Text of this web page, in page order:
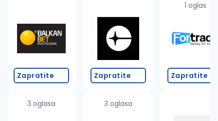
Takođe možete da:
proverite pravopisne greške (koristite č, ć, š, đ,
povećajte radijus za odabrani grad
promenite odabrane filtere pretrage
Zapratite
3 oglasa
Zapratite
3 oglasa
1 oglas
Zapratite